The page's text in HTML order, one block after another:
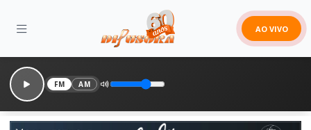
AO VIVO
FM AM